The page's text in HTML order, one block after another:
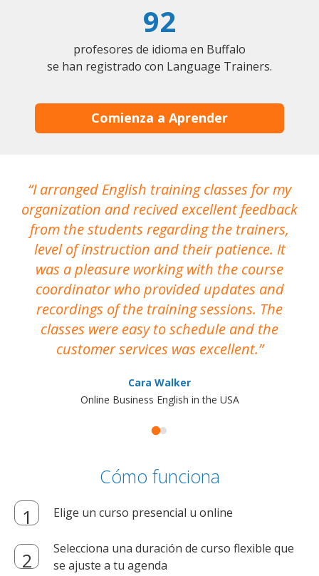
92
profesores de idioma en Buffalo
se han registrado con Language Trainers.
Comienza a Aprender
I arranged English training classes for my
organization and recived excellent feedback
from the students regarding the trainers,
level of instruction and their patience. It
was a pleasure working with the course
coordinator who provided updates and
recordings of the training sessions. The
classes were easy to schedule and the
customer services was excellent.
Cara Walker
Online Business English in the USA
Cómo funciona
Elige un curso presencial u online
Selecciona una duración de curso flexible que
se ajuste a tu agenda